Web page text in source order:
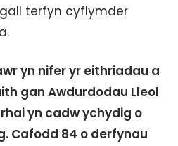
terfyn cyflymder
yn nifer yr eithriadau a
gan Awdurdodau Lleol
yn cadw ychydig o
Cafodd 84 o derfynau